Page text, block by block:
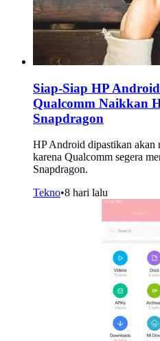
Siap-Siap HP
Qualcomm Naikkan
Snapdragon
HP Android dipastikan akan
karena Qualcomm segera
Snapdragon.
Tekno•8 hari lalu